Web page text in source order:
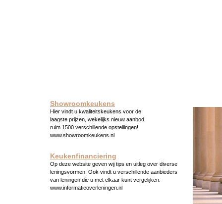
Showroomkeukens
Hier vindt u kwaliteitskeukens voor de
laagste prijzen, wekelijks nieuw aanbod,
ruim 1500 verschillende opstellingen!
www.showroomkeukens.nl
Keukenfinanciering
Op deze website geven wij tips en uitleg over diverse
leningsvormen. Ook vindt u verschillende aanbieders
van leningen die u met elkaar kunt vergelijken.
www.informatieoverleningen.nl